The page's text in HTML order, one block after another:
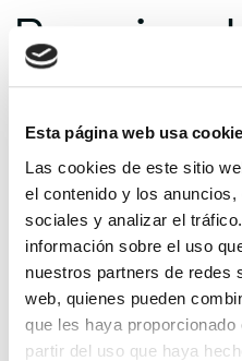
Esta página web usa
Las cookies de este sitio
el contenido y los
sociales y analizar el
información sobre el uso
nuestros partners de redes
web, quienes pueden
que les haya
partir del uso que haya
Premio a la
Por último, elPremio a la
pacientese le otorgó al actor,
Ángel Martín, por los esfuerzos
fin de dar visibilidad y
salud mental.